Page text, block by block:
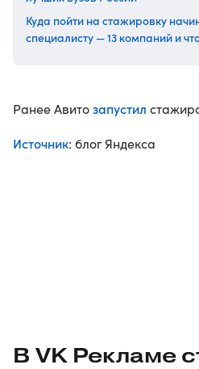
Куда пойти на стажировку
специалисту — 13 компаний и
Ранее Авитозапустил
Источник: блог Яндекса
В VK Рекламе